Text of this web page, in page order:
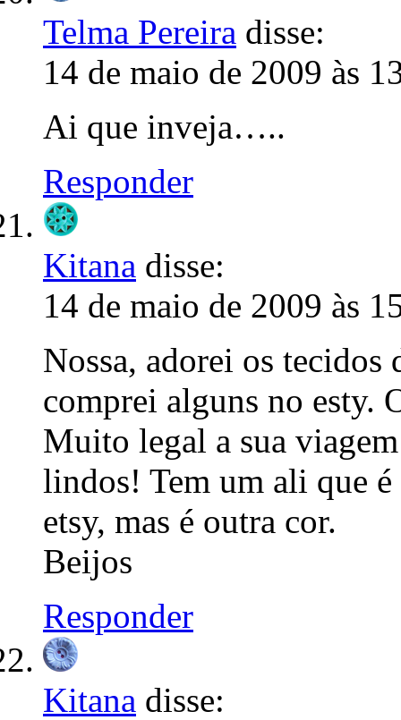
Telma Pereira disse:
14 de maio de 2009 às
Ai que inveja…..
Responder
Kitana disse:
14 de maio de 2009 às
Nossa, adorei os
comprei alguns no esty.
Muito legal a sua
lindos! Tem um ali que
etsy, mas é outra cor.
Beijos
Responder
Kitana disse: